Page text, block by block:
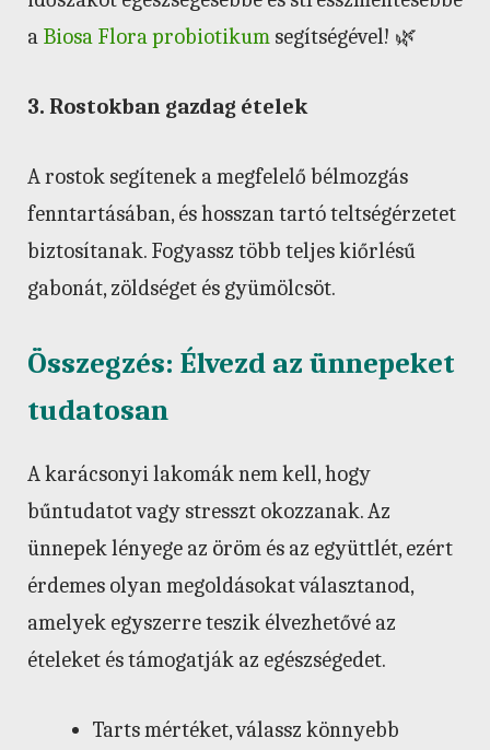
a Biosa Flora probiotikum segítségével! 🌿
3. Rostokban gazdag ételek
A rostok segítenek a megfelelő bélmozgás
fenntartásában, és hosszan tartó teltségérzetet
biztosítanak. Fogyassz több teljes kiőrlésű
gabonát, zöldséget és gyümölcsöt.
Összegzés: Élvezd az ünnepeket
tudatosan
A karácsonyi lakomák nem kell, hogy
bűntudatot vagy stresszt okozzanak. Az
ünnepek lényege az öröm és az együttlét, ezért
érdemes olyan megoldásokat választanod,
amelyek egyszerre teszik élvezhetővé az
ételeket és támogatják az egészségedet.
Tarts mértéket, válassz könnyebb